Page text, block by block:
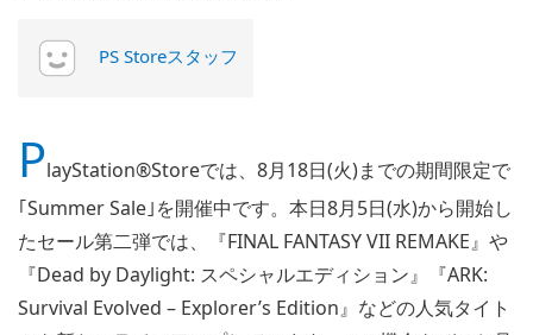
PS Storeスタッフ
PlayStation®Storeでは、8月18日(火)までの期間限定で
｢Summer Sale｣を開催中です。本日8月5日(水)から開始し
たセール第二弾では、『FINAL FANTASY VII REMAKE』や
『Dead by Daylight: スペシャルエディション』『ARK:
Survival Evolved – Explorer’s Edition』などの人気タイト